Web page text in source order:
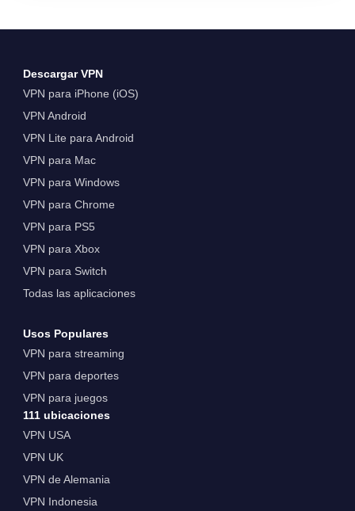
Descargar VPN
VPN para iPhone (iOS)
VPN Android
VPN Lite para Android
VPN para Mac
VPN para Windows
VPN para Chrome
VPN para PS5
VPN para Xbox
VPN para Switch
Todas las aplicaciones
Usos Populares
VPN para streaming
VPN para deportes
VPN para juegos
111 ubicaciones
VPN USA
VPN UK
VPN de Alemania
VPN Indonesia